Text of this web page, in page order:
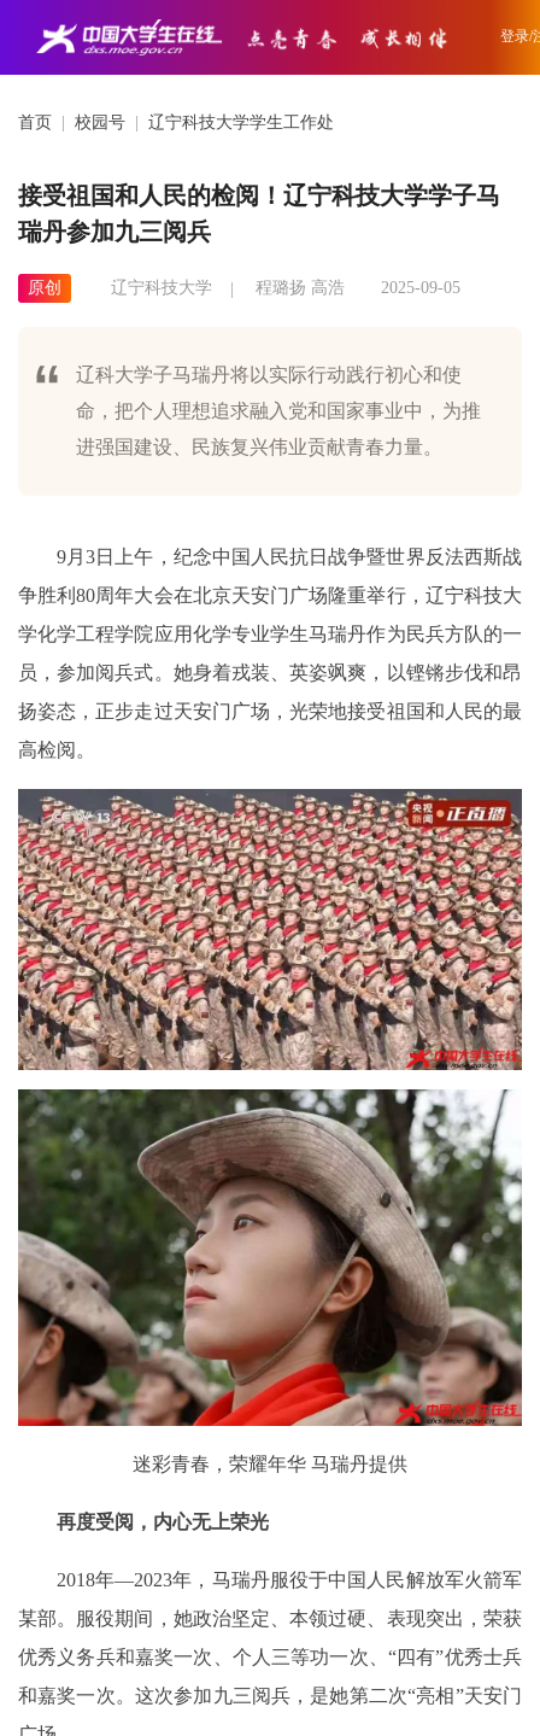
登录/
首页 校园号 辽宁科技大学学生工作处
接受祖国和人民的检阅！辽宁科技大学学子马
瑞丹参加九三阅兵
原创 辽宁科技大学 程璐扬 高浩 2025-09-05
辽科大学子马瑞丹将以实际行动践行初心和使
命，把个人理想追求融入党和国家事业中，为推
进强国建设、民族复兴伟业贡献青春力量。
9月3日上午，纪念中国人民抗日战争暨世界反法西斯战
争胜利80周年大会在北京天安门广场隆重举行，辽宁科技大
学化学工程学院应用化学专业学生马瑞丹作为民兵方队的一
员，参加阅兵式。她身着戎装、英姿飒爽，以铿锵步伐和昂
扬姿态，正步走过天安门广场，光荣地接受祖国和人民的最
高检阅。
迷彩青春，荣耀年华 马瑞丹提供
再度受阅，内心无上荣光
2018年—2023年，马瑞丹服役于中国人民解放军火箭军
某部。服役期间，她政治坚定、本领过硬、表现突出，荣获
优秀义务兵和嘉奖一次、个人三等功一次、“四有”优秀士兵
和嘉奖一次。这次参加九三阅兵，是她第二次“亮相”天安门